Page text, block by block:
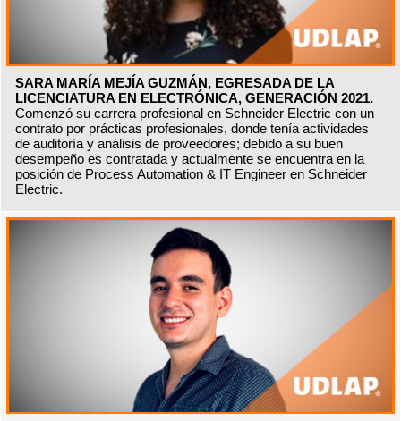
SARA MARÍA MEJÍA GUZMÁN, EGRESADA DE LA
LICENCIATURA EN ELECTRÓNICA, GENERACIÓN 2021.
Comenzó su carrera profesional en Schneider Electric con un
contrato por prácticas profesionales, donde tenía actividades
de auditoría y análisis de proveedores; debido a su buen
desempeño es contratada y actualmente se encuentra en la
posición de Process Automation & IT Engineer en Schneider
Electric.